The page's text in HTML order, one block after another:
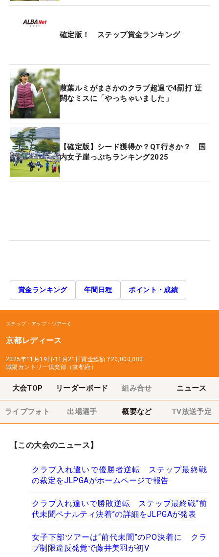
確定版！ ステップ賞金ランキング
葭葉ルミがまさかのクラブ超過で4罰打 迂
闊なミスに「やっちゃいました」
【確定版】シード獲得か？QT行きか？ 国
内女子崖っぷちランキング2025
賞金ランキング 年間日程 ポイント・成績
ステップ・アップ・ツアー
京都レディース
2025年11月19日-11月21日賞金総額 ¥20,000,000
城陽カントリー倶楽部（京都府）
大会TOP リーダーボード 組み合せ ニュース
ライブフォト 出場選手 概要など TV放送予定
【この大会のニュース】
クラブ入れ違いで優勝者逆転 ステップ最終戦
の裁定をJLPGAがホームページで報告
クラブ入れ違いで勝敗逆転 ステップ最終戦“前
代未聞ペナルティ決着”の詳細をJLPGAが発表
女子下部ツアーは“前代未聞”のPO決着に クラ
ブ制限違反発覚で藤井美羽が初V